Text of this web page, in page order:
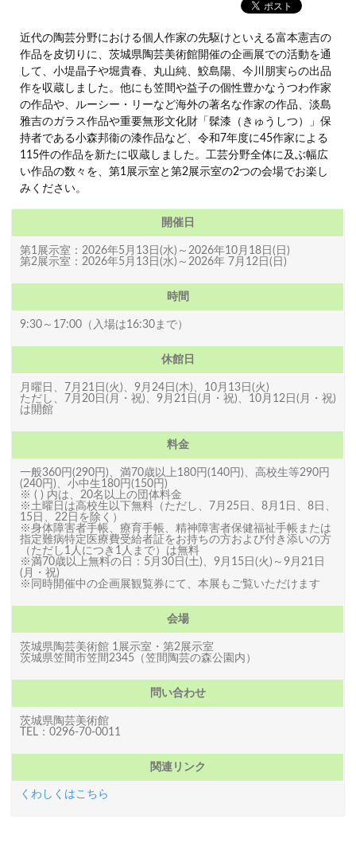
近代の陶芸分野における個人作家の先駆けといえる富本憲吉の
作品を皮切りに、茨城県陶芸美術館開催の企画展での活動を通
して、小堤晶子や堀貴春、丸山純、鮫島陽、今川朋実らの出品
作を収蔵しました。他にも笠間や益子の個性豊かなうつわ作家
の作品や、ルーシー・リーなど海外の著名な作家の作品、淡島
雅吉のガラス作品や重要無形文化財「髹漆（きゅうしつ）」保
持者である小森邦衞の漆作品など、令和7年度に45作家による
115件の作品を新たに収蔵しました。工芸分野全体に及ぶ幅広
い作品の数々を、第1展示室と第2展示室の2つの会場でお楽し
みください。
開催日
第1展示室：2026年5月13日(水)～2026年10月18日(日)
第2展示室：2026年5月13日(水)～2026年 7月12日(日)
時間
9:30～17:00（入場は16:30まで）
休館日
月曜日、7月21日(火)、9月24日(木)、10月13日(火)
ただし、7月20日(月・祝)、9月21日(月・祝)、10月12日(月・祝)
は開館
料金
一般360円(290円)、満70歳以上180円(140円)、高校生等290円
(240円)、小中生180円(150円)
※ ( ) 内は、20名以上の団体料金
※土曜日は高校生以下無料（ただし、7月25日、8月1日、8日、
15日、22日を除く）
※身体障害者手帳、療育手帳、精神障害者保健福祉手帳または
指定難病特定医療費受給者証をお持ちの方および付き添いの方
（ただし1人につき1人まで）は無料
※満70歳以上無料の日：5月30日(土)、9月15日(火)～9月21日
(月・祝)
※同時開催中の企画展観覧券にて、本展もご覧いただけます
会場
茨城県陶芸美術館 1展示室・第2展示室
茨城県笠間市笠間2345（笠間陶芸の森公園内）
問い合わせ
茨城県陶芸美術館
TEL：0296-70-0011
関連リンク
くわしくはこちら